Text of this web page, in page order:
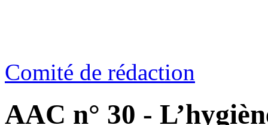
Comité de rédaction
AAC n° 30 -